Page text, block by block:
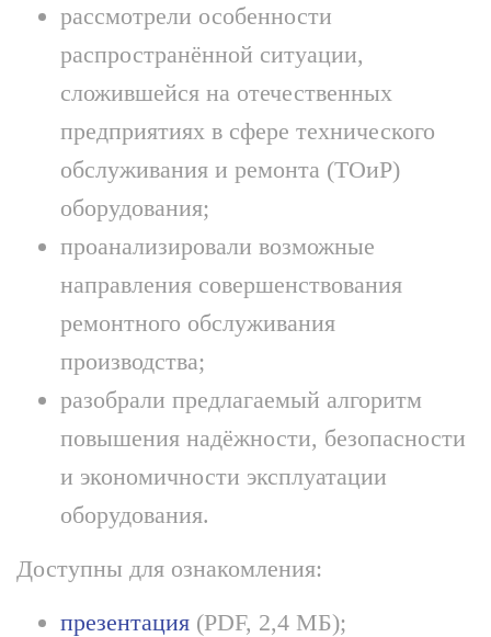
рассмотрели особенности
распространённой ситуации,
сложившейся на отечественных
предприятиях в сфере технического
обслуживания и ремонта (ТОиР)
оборудования;
проанализировали возможные
направления совершенствования
ремонтного обслуживания
производства;
разобрали предлагаемый алгоритм
повышения надёжности, безопасности
и экономичности эксплуатации
оборудования.
Доступны для ознакомления:
презентация (PDF, 2,4 МБ);